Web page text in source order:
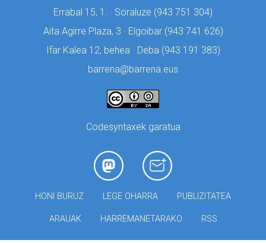
Errabal 15, 1. · Soraluze (943 751 304)
Aita Agirre Plaza, 3 · Elgoibar (943 741 626)
Ifar Kalea 12, behea · Deba (943 191 383)
barrena@barrena.eus
Codesyntaxek garatua
HONI BURUZ LEGE OHARRA PUBLIZITATEA
ARAUAK HARREMANETARAKO RSS